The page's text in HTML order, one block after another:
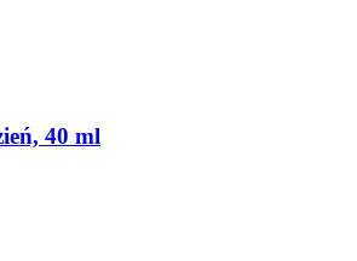
40 ml